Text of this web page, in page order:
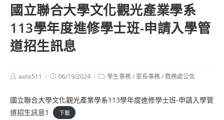
國立聯合大學文化觀光產業學系
113學年度進修學士班-申請入學管
道招生訊息
Postashs511
Post06/19/2024
Post學生事務/ 家長事務/教務處公告
國立聯合大學文化觀光產業學系113學年度進修學士班-申請入學管
道招生訊息1
下載